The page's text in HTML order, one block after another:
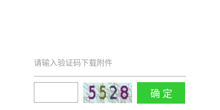
请输入验证码下载附件